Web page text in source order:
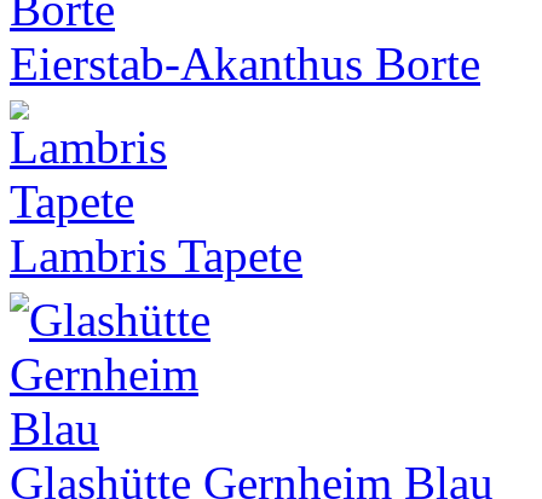
Eierstab-Akanthus Borte
Lambris Tapete
Glashütte Gernheim Blau